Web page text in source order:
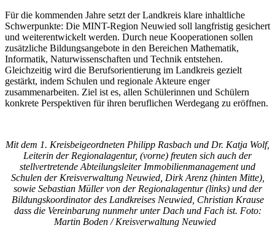
Für die kommenden Jahre setzt der Landkreis klare inhaltliche
Schwerpunkte: Die MINT-Region Neuwied soll langfristig gesichert
und weiterentwickelt werden. Durch neue Kooperationen sollen
zusätzliche Bildungsangebote in den Bereichen Mathematik,
Informatik, Naturwissenschaften und Technik entstehen.
Gleichzeitig wird die Berufsorientierung im Landkreis gezielt
gestärkt, indem Schulen und regionale Akteure enger
zusammenarbeiten. Ziel ist es, allen Schülerinnen und Schülern
konkrete Perspektiven für ihren beruflichen Werdegang zu eröffnen.
Mit dem 1. Kreisbeigeordneten Philipp Rasbach und Dr. Katja Wolf,
Leiterin der Regionalagentur, (vorne) freuten sich auch der
stellvertretende Abteilungsleiter Immobilienmanagement und
Schulen der Kreisverwaltung Neuwied, Dirk Arenz (hinten Mitte),
sowie Sebastian Müller von der Regionalagentur (links) und der
Bildungskoordinator des Landkreises Neuwied, Christian Krause
dass die Vereinbarung nunmehr unter Dach und Fach ist. Foto:
Martin Boden / Kreisverwaltung Neuwied